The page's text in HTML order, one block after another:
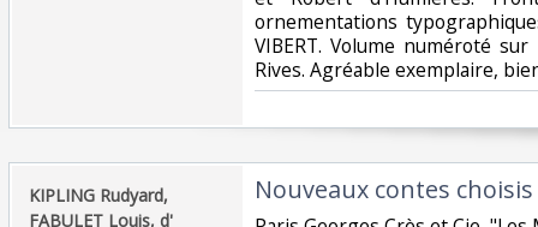
ornementations
VIBERT. Volume numéroté
Rives. Agréable exemplaire,
‎KIPLING Rudyard,
FABULET Louis, d'
‎Nouveaux contes choisis‎